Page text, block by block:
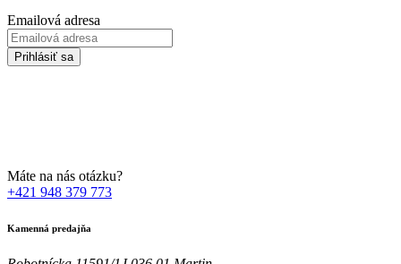
Emailová adresa
Prihlásiť sa
Máte na nás otázku?
+421 948 379 773
Kamenná predajňa